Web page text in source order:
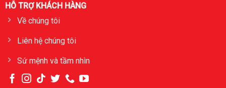
HỖ TRỢ KHÁCH HÀNG
Về chúng tôi
Liên hệ chúng tôi
Sứ mệnh và tầm nhìn